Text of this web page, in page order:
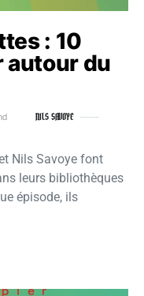
: 10
du
NILS SAVOYE
Nils Savoye font
leurs bibliothèques
épisode, ils